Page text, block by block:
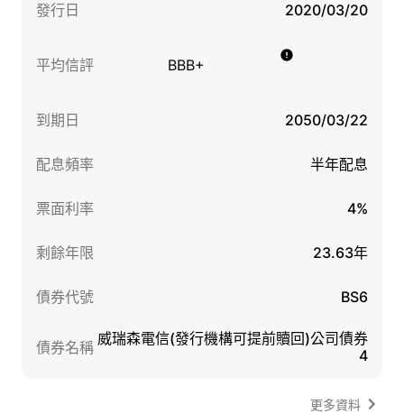
發行日 2020/03/20
平均信評 BBB+
到期日 2050/03/22
配息頻率 半年配息
票面利率 4%
剩餘年限 23.63年
債券代號 BS6
債券名稱 威瑞森電信(發行機構可提前贖回)公司債券
4
更多資料